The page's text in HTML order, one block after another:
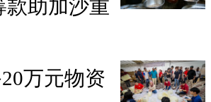
款助加沙重
万元物资